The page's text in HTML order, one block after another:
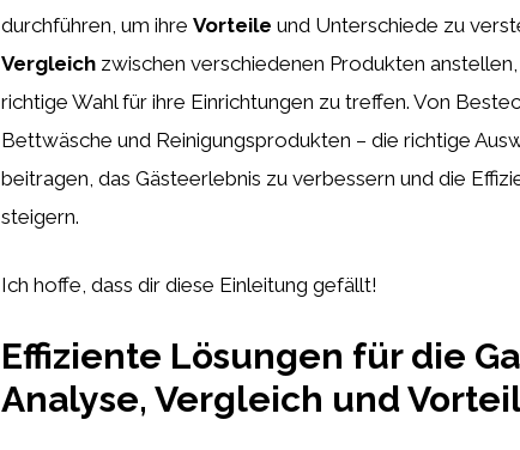
durchführen, um ihre Vorteile und Unterschiede zu
Vergleich zwischen verschiedenen Produkten
richtige Wahl für ihre Einrichtungen zu treffen. Von
Bettwäsche und Reinigungsprodukten – die richtige
beitragen, das Gästeerlebnis zu verbessern und die
steigern.
Ich hoffe, dass dir diese Einleitung gefällt!
Effiziente Lösungen für die
Analyse, Vergleich und